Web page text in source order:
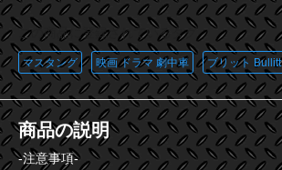
この商品に登録されているタグ
マスタング 映画 ドラマ 劇中車 ブリット Bullitt
商品の説明
-注意事項-